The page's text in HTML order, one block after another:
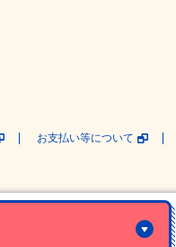
お支払い等について